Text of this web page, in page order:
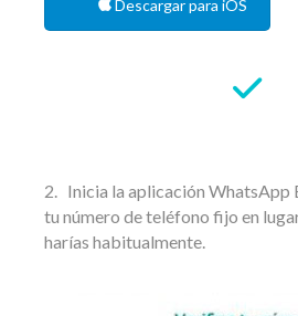
Descargar para iOS
2. Inicia la aplicación WhatsApp
tu número de teléfono fijo en
harías habitualmente.